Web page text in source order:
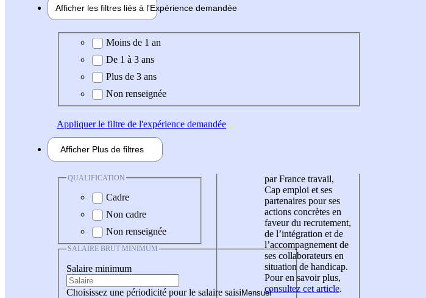
Afficher les filtres liés à l'Expérience demandée
Expérience demandée
Moins de 1 an
De 1 à 3 ans
Plus de 3 ans
Non renseignée
Appliquerle filtre de l'expérience demandée
Afficher Plus de filtres
QUALIFICATION
Cadre
Non cadre
Non renseignée
SALAIRE BRUT MINIMUM
Salaire minimum
Choisissez une périodicité pour le salaire saisi
par France travail,
Cap emploi et ses
partenaires pour ses
actions concrètes en
faveur du recrutement,
de l’intégration et de
l’accompagnement de
ses collaborateurs en
situation de handicap.
Pour en savoir plus,
consultez cet article.